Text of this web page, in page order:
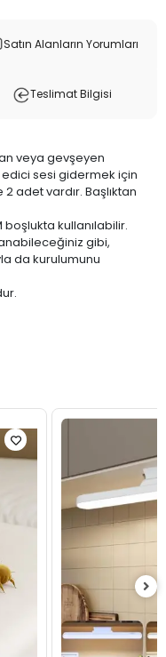
Satın Alanların Yorumları
Teslimat Bilgisi
veya gevşeyen
edici sesi gidermek için
adet vardır. Başlıktan
boşlukta kullanılabilir.
gibi,
da kurulumunu